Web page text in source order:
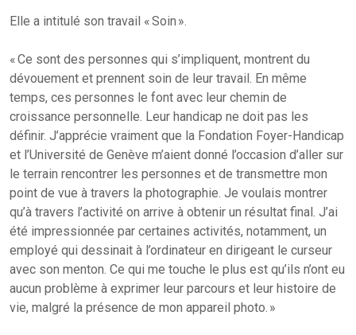
Elle a intitulé son travail « Soin ».
« Ce sont des personnes qui s’impliquent, montrent du
dévouement et prennent soin de leur travail. En même
temps, ces personnes le font avec leur chemin de
croissance personnelle. Leur handicap ne doit pas les
définir. J’apprécie vraiment que la Fondation Foyer-Handicap
et l’Université de Genève m’aient donné l’occasion d’aller sur
le terrain rencontrer les personnes et de transmettre mon
point de vue à travers la photographie. Je voulais montrer
qu’à travers l’activité on arrive à obtenir un résultat final. J’ai
été impressionnée par certaines activités, notamment, un
employé qui dessinait à l’ordinateur en dirigeant le curseur
avec son menton. Ce qui me touche le plus est qu’ils n’ont eu
aucun problème à exprimer leur parcours et leur histoire de
vie, malgré la présence de mon appareil photo. »